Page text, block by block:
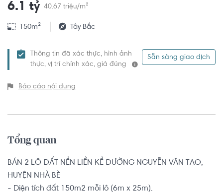
6.1 tỷ 40.67 triệu/m²
150m² Tây Bắc
Thông tin đã xác thực, hình ảnh
thực, vị trí chính xác, giá đúng
Sẵn sàng giao dịch
Báo cáo nội dung
Tổng quan
BÁN 2 LÔ ĐẤT NỀN LIỀN KỀ ĐƯỜNG NGUYỄN VĂN TẠO,
HUYỆN NHÀ BÈ
- Diện tích đất 150m2 mỗi lô (6m x 25m).